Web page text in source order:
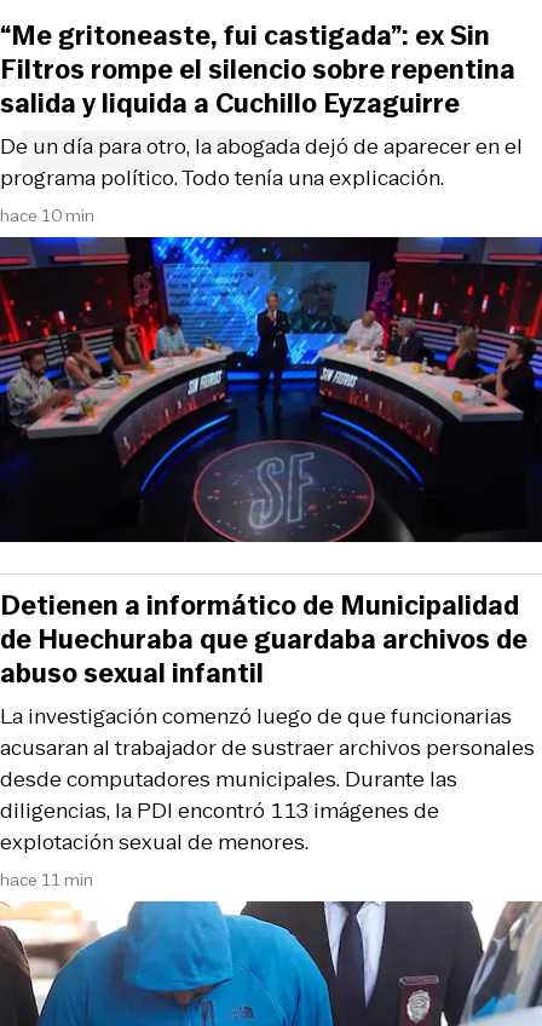
hace 10 min
De un día para otro, la abogada dejó de aparecer en el
programa político. Todo tenía una explicación.
“Me gritoneaste, fui castigada”: ex Sin
Filtros rompe el silencio sobre repentina
salida y liquida a Cuchillo Eyzaguirre
hace 11 min
La investigación comenzó luego de que funcionarias
acusaran al trabajador de sustraer archivos personales
desde computadores municipales. Durante las
diligencias, la PDI encontró 113 imágenes de
explotación sexual de menores.
Detienen a informático de Municipalidad
de Huechuraba que guardaba archivos de
abuso sexual infantil